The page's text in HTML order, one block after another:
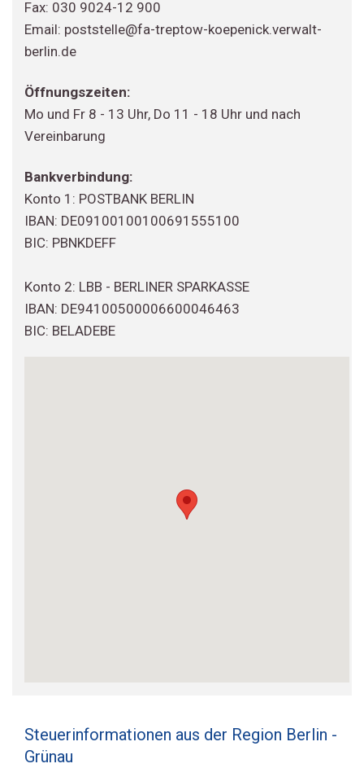
Fax: 030 9024-12 900
Email: poststelle@fa-treptow-koepenick.verwalt-
berlin.de
Öffnungszeiten:
Mo und Fr 8 - 13 Uhr, Do 11 - 18 Uhr und nach
Vereinbarung
Bankverbindung:
Konto 1: POSTBANK BERLIN
IBAN: DE09100100100691555100
BIC: PBNKDEFF
Konto 2: LBB - BERLINER SPARKASSE
IBAN: DE94100500006600046463
BIC: BELADEBE
Steuerinformationen aus der Region Berlin -
Grünau